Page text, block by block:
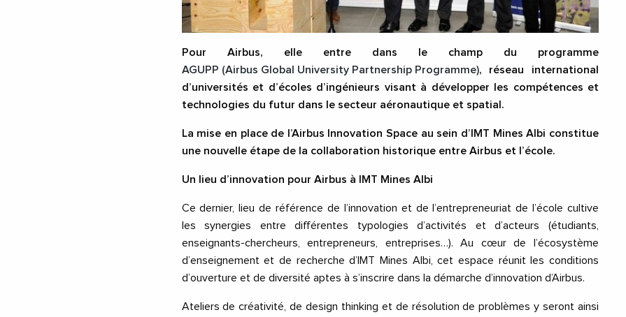
Pour Airbus, elle entre dans le champ du programme
AGUPP (Airbus Global University Partnership Programme),
réseau international
d’universités et d’écoles d’ingénieurs visant à développer les compétences et
technologies du futur dans le secteur aéronautique et spatial.
La mise en place de l’Airbus Innovation Space au sein d’IMT Mines Albi constitue
une nouvelle étape de la collaboration historique entre Airbus et l’école.
Un lieu d’innovation pour Airbus à IMT Mines Albi
Ce dernier, lieu de référence de l’innovation et de l’entrepreneuriat de l’école cultive
les synergies entre différentes typologies d’activités et d’acteurs (étudiants,
enseignants-chercheurs, entrepreneurs, entreprises…). Au cœur de l’écosystème
d’enseignement et de recherche d’IMT Mines Albi, cet espace réunit les conditions
d’ouverture et de diversité aptes à s’inscrire dans la démarche d’innovation d’Airbus.
Ateliers de créativité, de design thinking et de résolution de problèmes y seront ainsi